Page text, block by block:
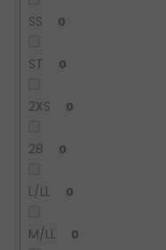
SS 0
ST 0
2XS 0
28 0
L/LL 0
M/LL 0